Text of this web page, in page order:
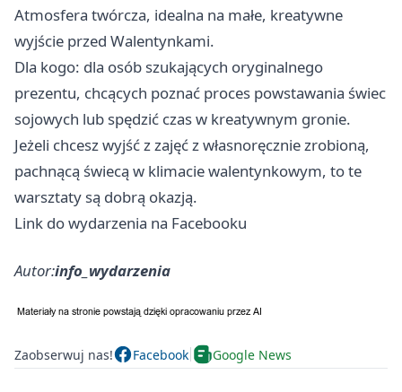
Atmosfera twórcza, idealna na małe, kreatywne
wyjście przed Walentynkami.
Dla kogo: dla osób szukających oryginalnego
prezentu, chcących poznać proces powstawania świec
sojowych lub spędzić czas w kreatywnym gronie.
Jeżeli chcesz wyjść z zajęć z własnoręcznie zrobioną,
pachnącą świecą w klimacie walentynkowym, to te
warsztaty są dobrą okazją.
Link do wydarzenia na Facebooku
Autor:info_wydarzenia
Zaobserwuj nas! Facebook Google News